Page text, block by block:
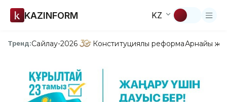
KAZINFORM KZ
Тренд:Сайлау-2026 Конституциялық реформаАрнайы